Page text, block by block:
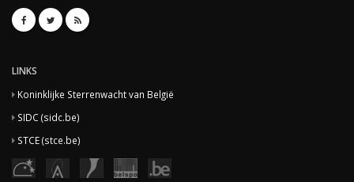
LINKS
Koninklijke Sterrenwacht van België
SIDC (sidc.be)
STCE (stce.be)